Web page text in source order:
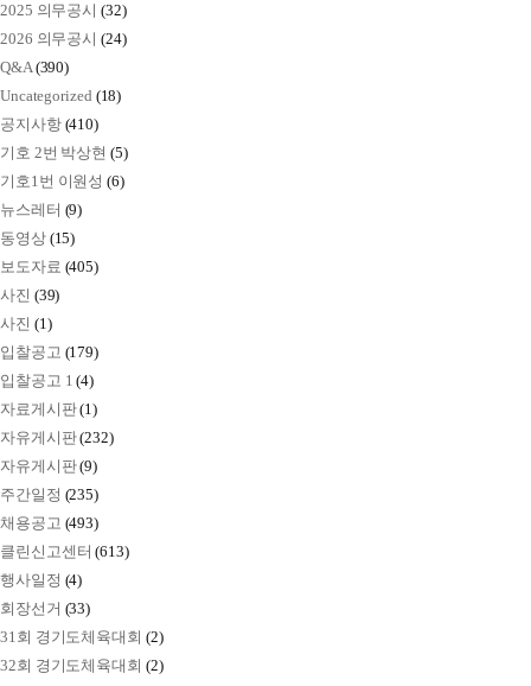
2025 의무공시 (32)
2026 의무공시 (24)
Q&A(390)
Uncategorized (18)
공지사항(410)
기호 2번 박상현 (5)
기호1번 이원성 (6)
뉴스레터 (9)
동영상(15)
보도자료 (405)
사진 (39)
사진 (1)
입찰공고 (179)
입찰공고 1 (4)
자료게시판(1)
자유게시판(232)
자유게시판(9)
주간일정 (235)
채용공고 (493)
클린신고센터 (613)
행사일정 (4)
회장선거 (33)
31회 경기도체육대회 (2)
32회 경기도체육대회 (2)